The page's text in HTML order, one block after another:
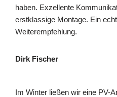
haben. Exzellente
erstklassige Montage. Ein
Weiterempfehlung.
Dirk Fischer
Im Winter ließen wir eine PV-